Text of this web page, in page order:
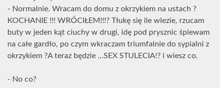
- Normalnie. Wracam do domu z okrzykiem na ustach ?
KOCHANIE !!! WRÓCIŁEM!!!? Tłukę się ile wlezie, rzucam
buty w jeden kąt ciuchy w drugi, idę pod prysznic śpiewam
na całe gardło, po czym wkraczam triumfalnie do sypialni z
okrzykiem ?A teraz będzie ...SEX STULECIA!? i wiesz co.
- No co?